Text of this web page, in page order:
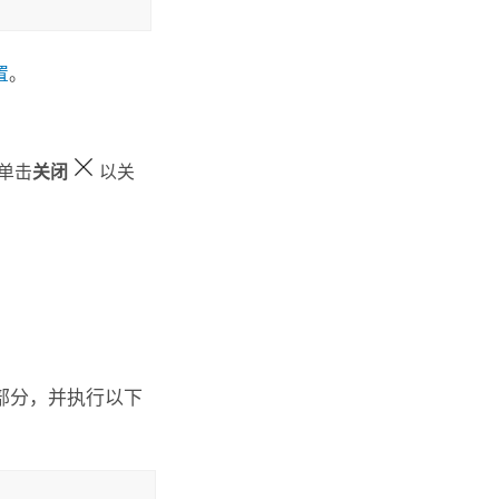
。
击关闭
以关
分，并执行以下